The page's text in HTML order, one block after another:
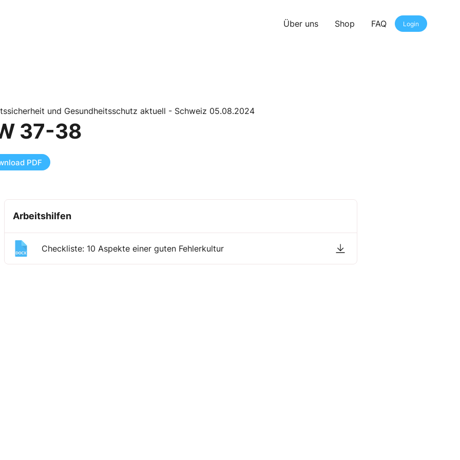
Über uns Shop FAQ Login
und Gesundheitsschutz aktuell - Schweiz 05.08.2024
37-38
PDF
Arbeitshilfen
Checkliste: 10 Aspekte einer guten Fehlerkultur